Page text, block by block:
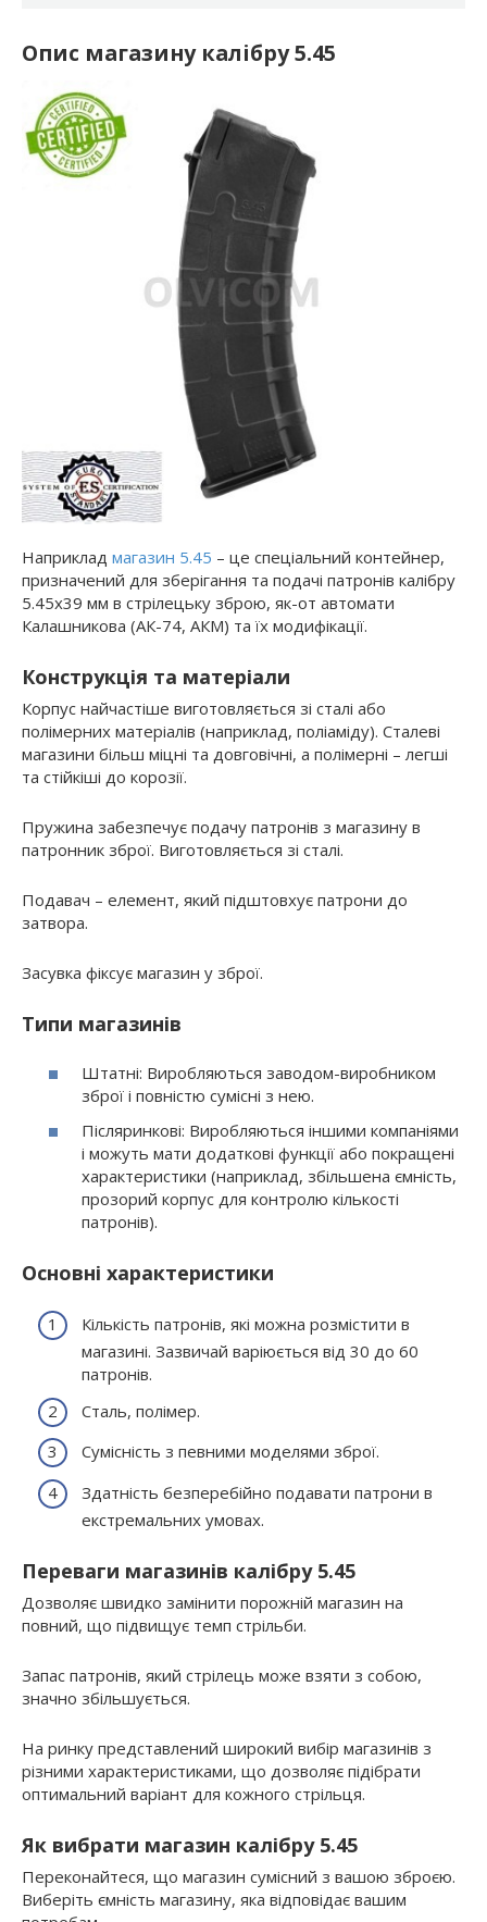
Опис магазину калібру 5.45
Наприклад магазин 5.45 – це спеціальний контейнер,
призначений для зберігання та подачі патронів калібру
5.45х39 мм в стрілецьку зброю, як-от автомати
Калашникова (АК-74, АКМ) та їх модифікації.
Конструкція та матеріали
Корпус найчастіше виготовляється зі сталі або
полімерних матеріалів (наприклад, поліаміду). Сталеві
магазини більш міцні та довговічні, а полімерні – легші
та стійкіші до корозії.
Пружина забезпечує подачу патронів з магазину в
патронник зброї. Виготовляється зі сталі.
Подавач – елемент, який підштовхує патрони до
затвора.
Засувка фіксує магазин у зброї.
Типи магазинів
Штатні: Виробляються заводом-виробником
зброї і повністю сумісні з нею.
Післяринкові: Виробляються іншими компаніями
і можуть мати додаткові функції або покращені
характеристики (наприклад, збільшена ємність,
прозорий корпус для контролю кількості
патронів).
Основні характеристики
Кількість патронів, які можна розмістити в
магазині. Зазвичай варіюється від 30 до 60
патронів.
Сталь, полімер.
Сумісність з певними моделями зброї.
Здатність безперебійно подавати патрони в
екстремальних умовах.
Переваги магазинів калібру 5.45
Дозволяє швидко замінити порожній магазин на
повний, що підвищує темп стрільби.
Запас патронів, який стрілець може взяти з собою,
значно збільшується.
На ринку представлений широкий вибір магазинів з
різними характеристиками, що дозволяє підібрати
оптимальний варіант для кожного стрільця.
Як вибрати магазин калібру 5.45
Переконайтеся, що магазин сумісний з вашою зброєю.
Виберіть ємність магазину, яка відповідає вашим